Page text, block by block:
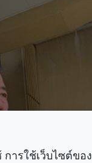
ารใช้เว็บไซต์ขอ